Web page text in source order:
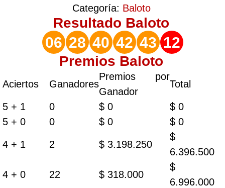
Categoría: Baloto
Resultado Baloto
06 28 40 42 43 12
Premios Baloto
Aciertos Ganadores
Premios por
Ganador
Total
5 + 1 0 $ 0
$ 0
5 + 0
0 $ 0 $ 0
4 + 1 2 $ 3.198.250
$
6.396.500
4 + 0 22 $ 318.000
$
6.996.000